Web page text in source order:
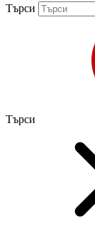
Търси
Търси